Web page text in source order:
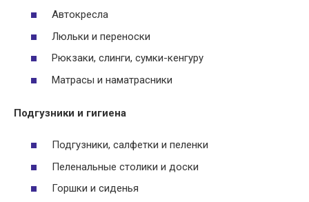
Автокресла
Люльки и переноски
Рюкзаки, слинги, сумки-кенгуру
Матрасы и наматрасники
Подгузники и гигиена
Подгузники, салфетки и пеленки
Пеленальные столики и доски
Горшки и сиденья